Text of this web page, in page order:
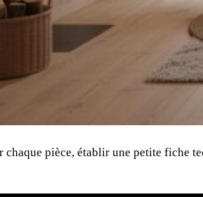
chaque pièce, établir une petite fiche